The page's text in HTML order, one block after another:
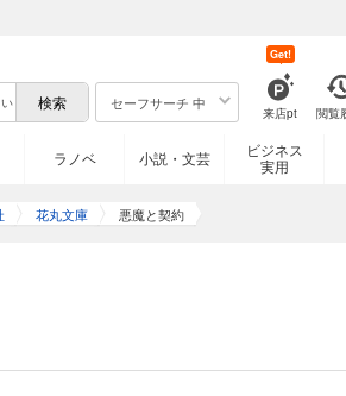
セーフサーチ 中
来店pt
Get!
閲覧
ラノベ 小説・文芸
ビジネス
実用
花丸文庫 悪魔と契約